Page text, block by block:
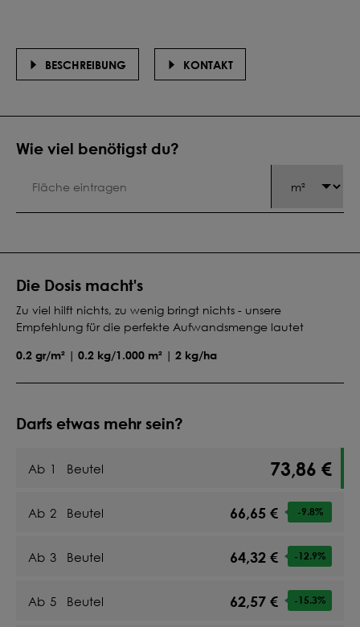
Wie viel benötigst du?
BESCHREIBUNG KONTAKT
Die Dosis macht's
Zu viel hilft nichts, zu wenig bringt nichts - unsere
Empfehlung für die perfekte Aufwandsmenge lautet
0.2 gr/m² | 0.2 kg/1.000 m² | 2 kg/ha
Darfs etwas mehr sein?
Ab 1 Beutel 73,86 €
Ab 2 Beutel 66,65 € -9.8%
Ab 3 Beutel 64,32 € -12.9%
Ab 5 Beutel 62,57 € -15.3%